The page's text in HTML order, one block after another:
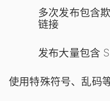
多次发布包含
链接
发布大量包含
使用特殊符号、乱码